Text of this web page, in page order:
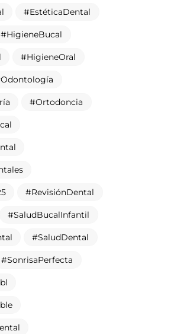
EstéticaDental
HigieneBucal
HigieneOral
Odontología
Ortodoncia
RevisiónDental
SaludBucalInfantil
SaludDental
SonrisaPerfecta